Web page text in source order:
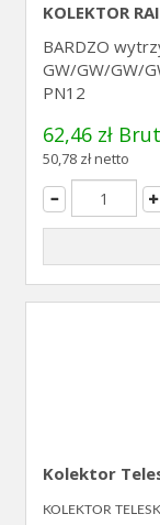
KOLEKTOR
BARDZO
GW/GW/GW/
PN12
62,46 zł
50,78 zł netto
Kolektor
KOLEKTOR